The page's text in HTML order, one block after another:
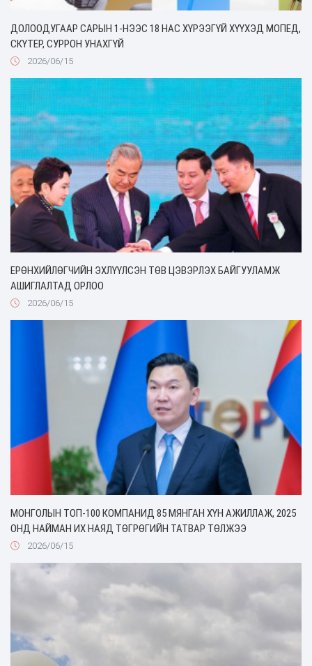
ДОЛООДУГААР САРЫН 1-НЭЭС 18 НАС ХҮРЭЭГҮЙ ХҮҮХЭД МОПЕД,
СКҮТЕР, СУРРОН УНАХГҮЙ
2026/06/15
ЕРӨНХИЙЛӨГЧИЙН ЭХЛҮҮЛСЭН ТӨВ ЦЭВЭРЛЭХ БАЙГУУЛАМЖ
АШИГЛАЛТАД ОРЛОО
2026/06/15
МОНГОЛЫН ТОП-100 КОМПАНИД 85 МЯНГАН ХҮН АЖИЛЛАЖ, 2025
ОНД НАЙМАН ИХ НАЯД ТӨГРӨГИЙН ТАТВАР ТӨЛЖЭЭ
2026/06/15